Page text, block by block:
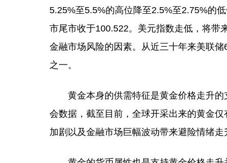
5.25%至5.5%的高位降至2.5%至2.75%的
市尾市收于100.522。美元指数走低，将带
金融市场风险的因素。从近三十年来美联
之一。
黄金本身的供需特征是黄金价格走升的
会数据，截至目前，全球开采出来的黄金
加剧以及金融市场巨幅波动带来避险情绪